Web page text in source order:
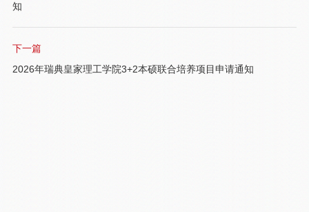
知
下一篇
2026年瑞典皇家理工学院3+2本硕联合培养项目申请通知